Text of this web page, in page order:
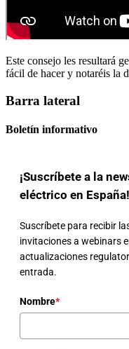
Este consejo les resultará
fácil de hacer y notaréis la
Barra lateral
Boletín informativo
¡Suscríbete a la
eléctrico en España!
Suscríbete para recibir
invitaciones a webinars
actualizaciones
entrada.
Nombre*